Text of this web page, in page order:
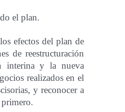
el plan.
efectos del plan de
de reestructuración
interina y la nueva
realizados en el
y reconocer a